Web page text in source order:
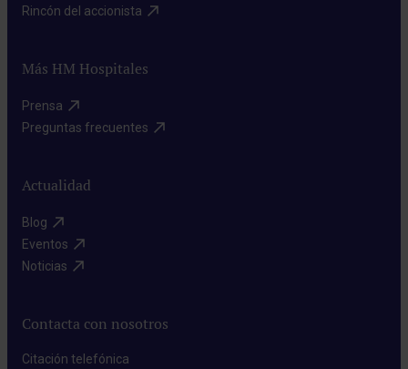
Rincón del accionista​
Más HM Hospitales
Prensa​
Preguntas frecuentes​
Actualidad
Blog​
Eventos​
Noticias​
Contacta con nosotros
Citación telefónica